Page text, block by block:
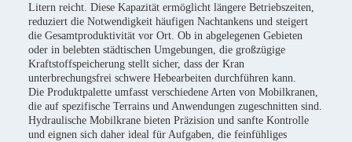
Litern reicht. Diese Kapazität ermöglicht längere Betriebszeiten,
reduziert die Notwendigkeit häufigen Nachtankens und steigert
die Gesamtproduktivität vor Ort. Ob in abgelegenen Gebieten
oder in belebten städtischen Umgebungen, die großzügige
Kraftstoffspeicherung stellt sicher, dass der Kran
unterbrechungsfrei schwere Hebearbeiten durchführen kann.
Die Produktpalette umfasst verschiedene Arten von Mobilkranen,
die auf spezifische Terrains und Anwendungen zugeschnitten sind.
Hydraulische Mobilkrane bieten Präzision und sanfte Kontrolle
und eignen sich daher ideal für Aufgaben, die feinfühliges